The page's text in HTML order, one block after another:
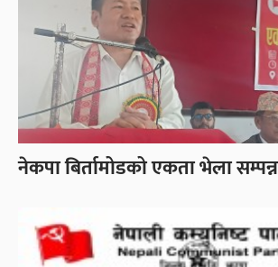
नेकपा बिर्तामोडको एकता भेला सम्पन्न